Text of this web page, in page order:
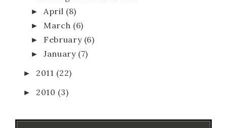
► April (8)
► March (6)
► February (6)
► January (7)
► 2011 (22)
► 2010 (3)